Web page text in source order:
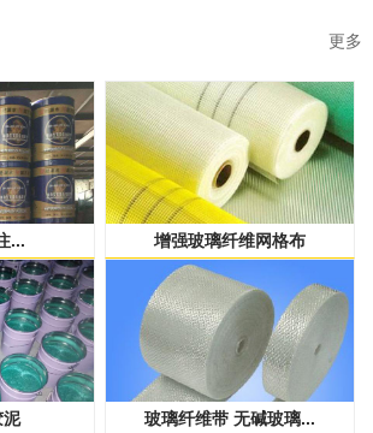
更多
... 增强玻璃纤维网格布
泥 玻璃纤维带 无碱玻璃...